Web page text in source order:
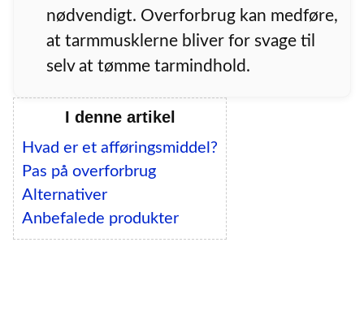
nødvendigt. Overforbrug kan medføre,
at tarmmusklerne bliver for svage til
selv at tømme tarmindhold.
I denne artikel
Hvad er et afføringsmiddel?
Pas på overforbrug
Alternativer
Anbefalede produkter